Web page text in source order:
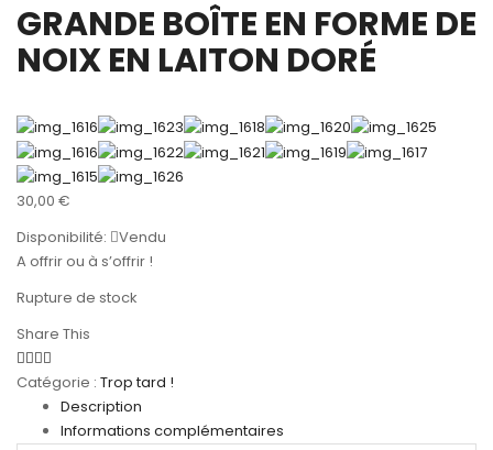
GRANDE BOÎTE EN FORME DE
NOIX EN LAITON DORÉ
30,00 €
Disponibilité:
Vendu
A offrir ou à s’offrir !
Rupture de stock
Share This
Catégorie : Trop tard !
Description
Informations complémentaires